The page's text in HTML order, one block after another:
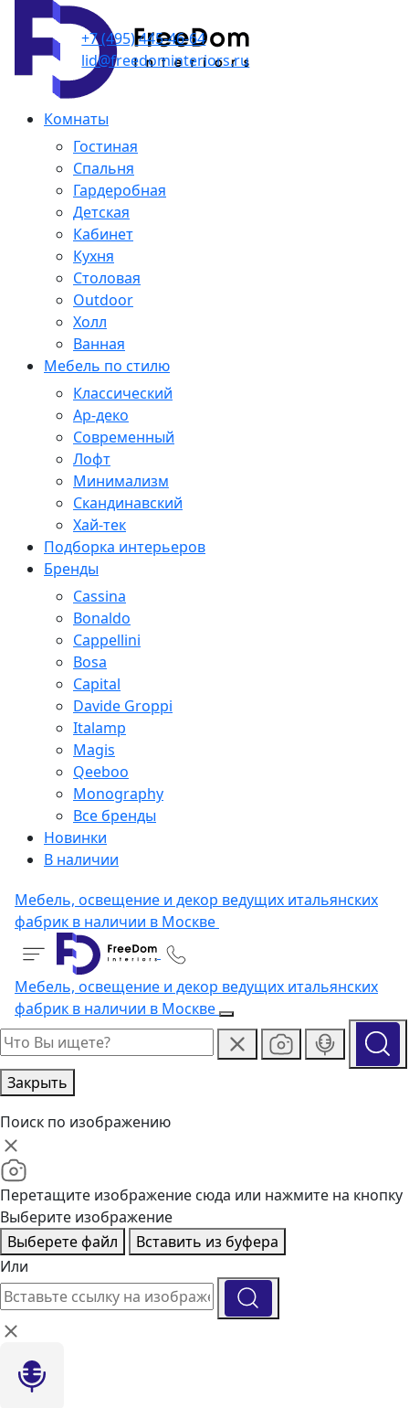
+7 (495) 445-46-64
lid@freedominteriors.ru
Комнаты
Гостиная
Спальня
Гардеробная
Детская
Кабинет
Кухня
Столовая
Outdoor
Холл
Ванная
Мебель по стилю
Классический
Ар-деко
Современный
Лофт
Минимализм
Скандинавский
Хай-тек
Подборка интерьеров
Бренды
Cassina
Bonaldo
Cappellini
Bosa
Capital
Davide Groppi
Italamp
Magis
Qeeboo
Monography
Все бренды
Новинки
В наличии
Мебель, освещение и декор ведущих итальянских
фабрик в наличии в Москве
Мебель, освещение и декор ведущих итальянских
фабрик в наличии в Москве
Закрыть
Поиск по изображению
Перетащите изображение сюда или нажмите на кнопку
Выберите изображение
Выберете файл
Вставить из буфера
Или